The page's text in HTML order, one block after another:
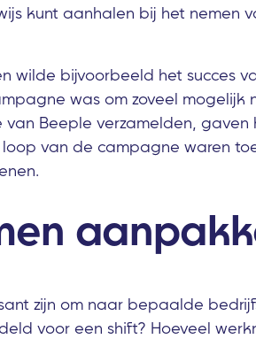
kunt aanhalen bij het nemen
wilde bijvoorbeeld het succes
was om zoveel mogelijk
van Beeple verzamelden, gaven
loop van de campagne waren
zijn om naar bepaalde
voor een shift? Hoeveel